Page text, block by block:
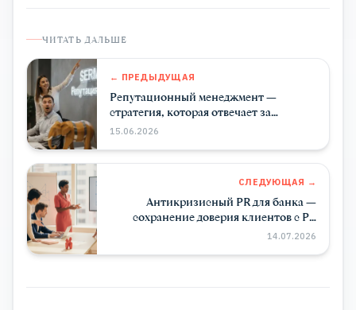
ЧИТАТЬ ДАЛЬШЕ
← ПРЕДЫДУЩАЯ
Репутационный менеджмент —
стратегия, которая отвечает за
репутацию бренда
15.06.2026
СЛЕДУЮЩАЯ →
Антикризисный PR для банка —
сохранение доверия клиентов с PR
Slon
14.07.2026